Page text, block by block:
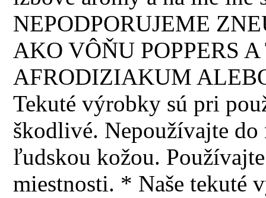
NEPODPORUJEME
AKO VÔŇU POPPERS
AFRODIZIAKUM
Tekuté výrobky sú pri
škodlivé. Nepoužívajte
ľudskou kožou.
miestnosti. * Naše tekuté